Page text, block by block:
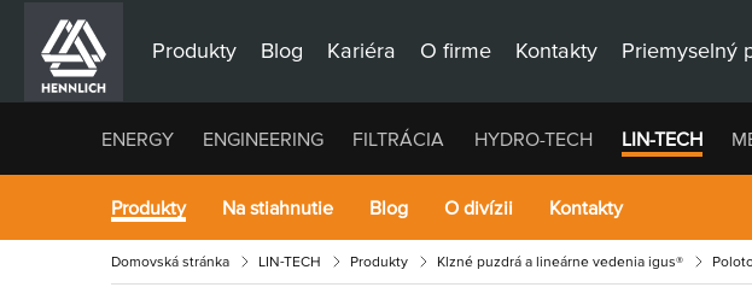
Produkty Blog Kariéra O firme Kontakty Priemyselný
ENERGY ENGINEERING FILTRÁCIA HYDRO-TECH LIN-TECH
Produkty Na stiahnutie Blog O divízii Kontakty
Domovská stránka LIN-TECH Produkty Klzné puzdrá a lineárne vedenia igus®